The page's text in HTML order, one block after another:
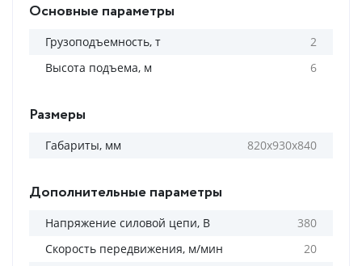
Основные параметры
Грузоподъемность, т
2
Высота подъема, м
6
Размеры
Габариты, мм 820х930х840
Дополнительные параметры
Напряжение силовой цепи, В
380
Скорость передвижения, м/мин
20